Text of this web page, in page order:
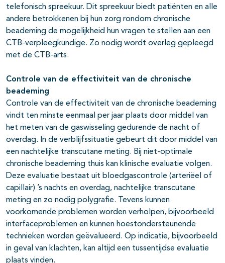
telefonisch spreekuur. Dit spreekuur biedt patiënten en alle
andere betrokkenen bij hun zorg rondom chronische
beademing de mogelijkheid hun vragen te stellen aan een
CTB-verpleegkundige. Zo nodig wordt overleg gepleegd
met de CTB-arts.
Controle van de effectiviteit van de chronische
beademing
Controle van de effectiviteit van de chronische beademing
vindt ten minste eenmaal per jaar plaats door middel van
het meten van de gaswisseling gedurende de nacht of
overdag. In de verblijfssituatie gebeurt dit door middel van
een nachtelijke transcutane meting. Bij niet-optimale
chronische beademing thuis kan klinische evaluatie volgen.
Deze evaluatie bestaat uit bloedgascontrole (arteriëel of
capillair) ’s nachts en overdag, nachtelijke transcutane
meting en zo nodig polygrafie. Tevens kunnen
voorkomende problemen worden verholpen, bijvoorbeeld
interfaceproblemen en kunnen hoestondersteunende
technieken worden geëvalueerd. Op indicatie, bijvoorbeeld
in geval van klachten, kan altijd een tussentijdse evaluatie
plaats vinden.